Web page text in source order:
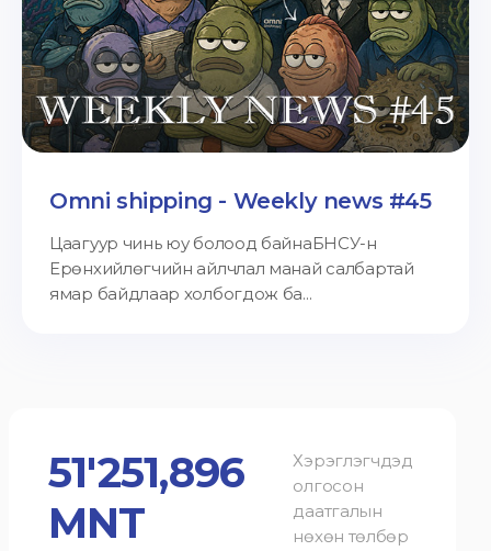
Omni shipping - Weekly news #45
Цаагуур чинь юу болоод байнаБНСУ-н
Ерөнхийлөгчийн айлчлал манай салбартай
ямар байдлаар холбогдож ба...
51'251,896
MNT
Хэрэглэгчдэд
олгосон
даатгалын
нөхөн төлбөр